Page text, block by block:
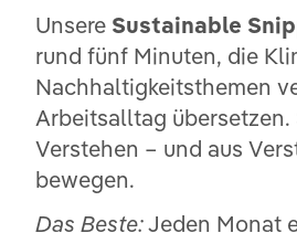
Unsere Sustainable
rund fünf Minuten, die
Nachhaltigkeitsthemen
Arbeitsalltag
Verstehen – und aus
bewegen.
Das Beste:Jeden Monat